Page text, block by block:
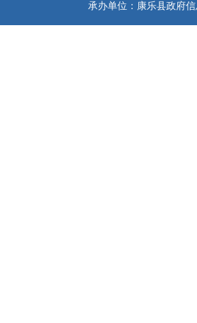
承办单位：康乐县政府